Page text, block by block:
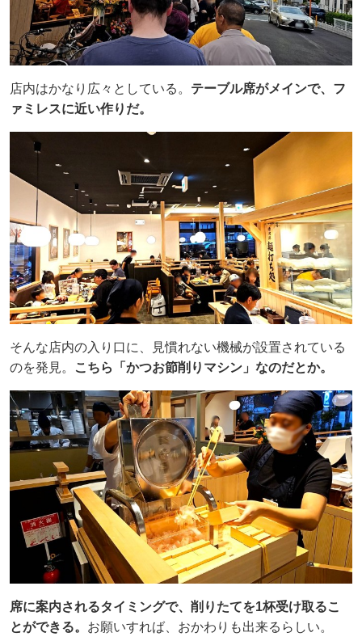
店内はかなり広々としている。 テーブル席がメインで、フ
ァミレスに近い作りだ。
そんな店内の入り口に、見慣れない機械が設置されている
のを発見。
こちら「かつお節削りマシン」なのだとか。
席に案内されるタイミングで、削りたてを1杯受け取るこ
とができる。 お願いすれば、おかわりも出来るらしい。